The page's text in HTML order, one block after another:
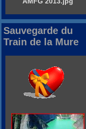
Sauvegarde du
Train de la Mure